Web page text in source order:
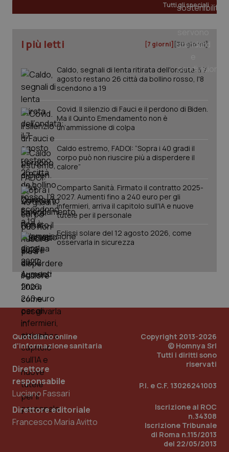
Tutti gli speciali
I più letti [7 giorni] [30 giorni]
Caldo, segnali di lenta ritirata dell'ondata: il 7
agosto restano 26 città da bollino rosso, l'8
scendono a 19
Covid. Il silenzio di Fauci e il perdono di Biden.
Ma il Quinto Emendamento non è
un’ammissione di colpa
Caldo estremo, FADOI: “Sopra i 40 gradi il
corpo può non riuscire più a disperdere il
calore”
Comparto Sanità. Firmato il contratto 2025-
2027. Aumenti fino a 240 euro per gli
infermieri, arriva il capitolo sull'IA e nuove
tutele per il personale
Eclissi solare del 12 agosto 2026, come
osservarla in sicurezza
Quotidiano online
d'informazione sanitaria
Direttore
responsabile
Luciano Fassari
Direttore editoriale
Francesco Maria Avitto
Copyright 2013-2026
© Homnya Srl
Tutti i diritti sono
riservati
P.I. e C.F. 13026241003
Iscrizione al ROC
n.34308
Iscrizione Tribunale
di Roma n.115/2013
del 22/05/2013
tracking-sites-ironfish-
Google LLC
.quotidianosanita.it
PHP.net
www.quotidianosanita.it